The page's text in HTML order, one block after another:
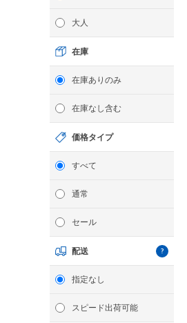
大人
在庫
在庫ありのみ
在庫なし含む
価格タイプ
すべて
通常
セール
配送
指定なし
スピード出荷可能